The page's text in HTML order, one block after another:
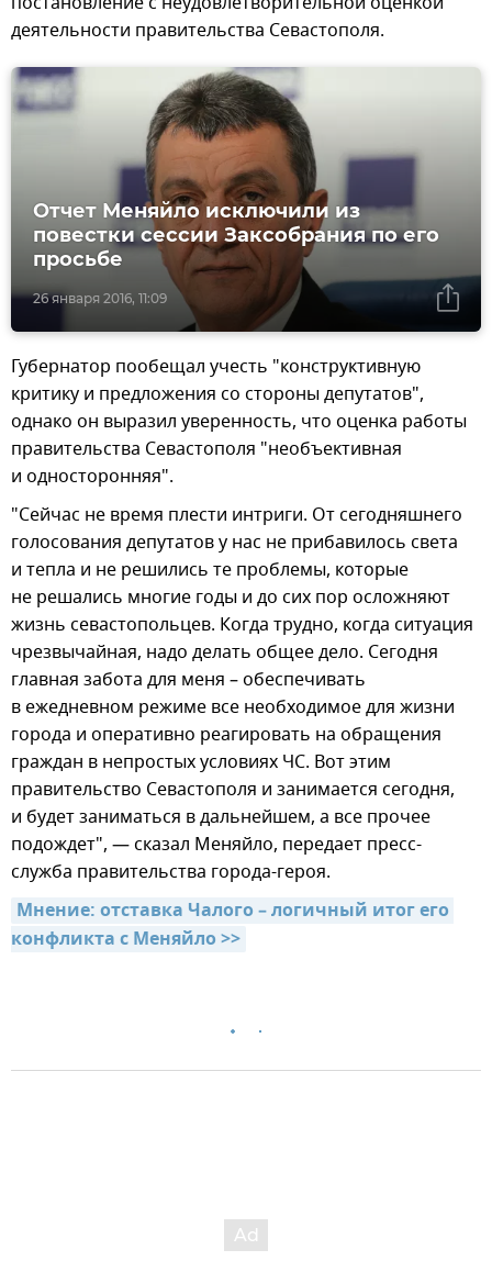
деятельности правительства Севастополя.
26 января 2016, 11:09
Отчет Меняйло исключили из
повестки сессии Заксобрания по его
просьбе
Губернатор пообещал учесть "конструктивную
критику и предложения со стороны депутатов",
однако он выразил уверенность, что оценка работы
правительства Севастополя "необъективная
и односторонняя".
"Сейчас не время плести интриги. От сегодняшнего
голосования депутатов у нас не прибавилось света
и тепла и не решились те проблемы, которые
не решались многие годы и до сих пор осложняют
жизнь севастопольцев. Когда трудно, когда ситуация
чрезвычайная, надо делать общее дело. Сегодня
главная забота для меня – обеспечивать
в ежедневном режиме все необходимое для жизни
города и оперативно реагировать на обращения
граждан в непростых условиях ЧС. Вот этим
правительство Севастополя и занимается сегодня,
и будет заниматься в дальнейшем, а все прочее
подождет", — сказал Меняйло, передает пресс-
служба правительства города-героя.
Мнение: отставка Чалого – логичный итог его
конфликта с Меняйло >>